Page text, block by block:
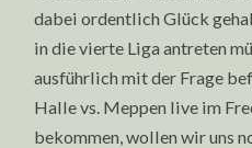
dabei ordentlich Glück
in die vierte Liga antreten
ausführlich mit der Frage
Halle vs. Meppen live im
bekommen, wollen wir uns